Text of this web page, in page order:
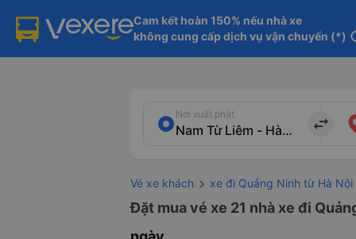
Cam kết hoàn 150% nếu nhà xe
không cung cấp dịch vụ vận chuyển (*)
Nơi xuất phát
import_export
Vé xe khách xe đi Quảng Ninh từ Hà Nội
Đặt mua vé xe 21 nhà xe đi